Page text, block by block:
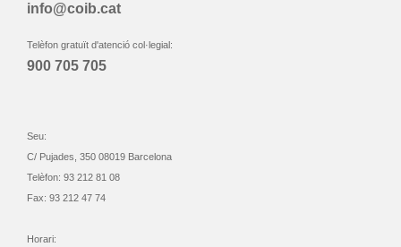
info@coib.cat
Telèfon gratuït d'atenció col·legial:
900 705 705
Seu:
C/ Pujades, 350 08019 Barcelona
Telèfon: 93 212 81 08
Fax: 93 212 47 74
Horari: